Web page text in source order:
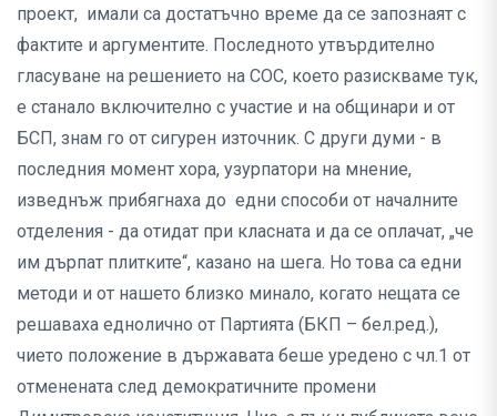
проект, имали са достатъчно време да се запознаят с
фактите и аргументите. Последното утвърдително
гласуване на решението на СОС, което разискваме тук,
е станало включително с участие и на общинари и от
БСП, знам го от сигурен източник. С други думи - в
последния момент хора, узурпатори на мнение,
изведнъж прибягнаха до едни способи от началните
отделения - да отидат при класната и да се оплачат, „че
им дърпат плитките“, казано на шега. Но това са едни
методи и от нашето близко минало, когато нещата се
решаваха еднолично от Партията (БКП – бел.ред.),
чието положение в държавата беше уредено с чл.1 от
отменената след демократичните промени